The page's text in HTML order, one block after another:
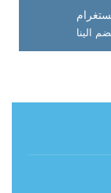
الينا